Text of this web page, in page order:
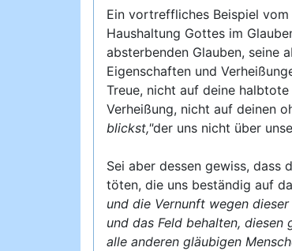
Ein vortreffliches Beispiel
Haushaltung Gottes im
absterbenden Glauben, seine
Eigenschaften und
Treue, nicht auf deine
Verheißung, nicht auf deinen
blickst,"der uns nicht über
Sei aber dessen gewiss, dass
töten, die uns beständig auf
und die Vernunft wegen
und das Feld behalten, diesen
alle anderen gläubigen